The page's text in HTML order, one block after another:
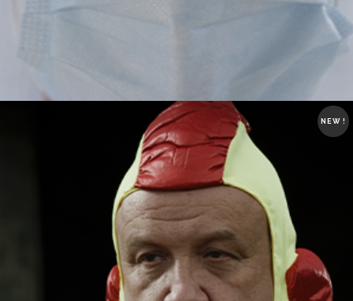
NEW !